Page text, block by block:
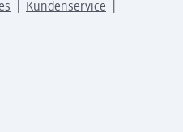
Kundenservice